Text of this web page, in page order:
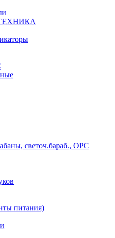
светоч.бараб., OPC
питания)